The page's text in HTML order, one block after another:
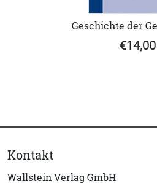
Geschichte der
€14,00
Kontakt
Wallstein Verlag GmbH